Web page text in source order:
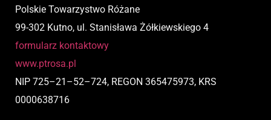
Polskie Towarzystwo Różane
99-302 Kutno, ul. Stanisława Żółkiewskiego 4
formularz kontaktowy
www.ptrosa.pl
NIP 725–21 –52–724, REGON 365475973, KRS
0000638716